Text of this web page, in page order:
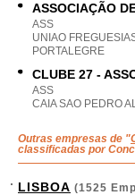
ASSOCIAÇÃO
ASS
UNIAO
PORTALEGRE
CLUBE 27 -
ASS
CAIA SAO PEDRO
Outras empresas de "
classificadas por
LISBOA (1525